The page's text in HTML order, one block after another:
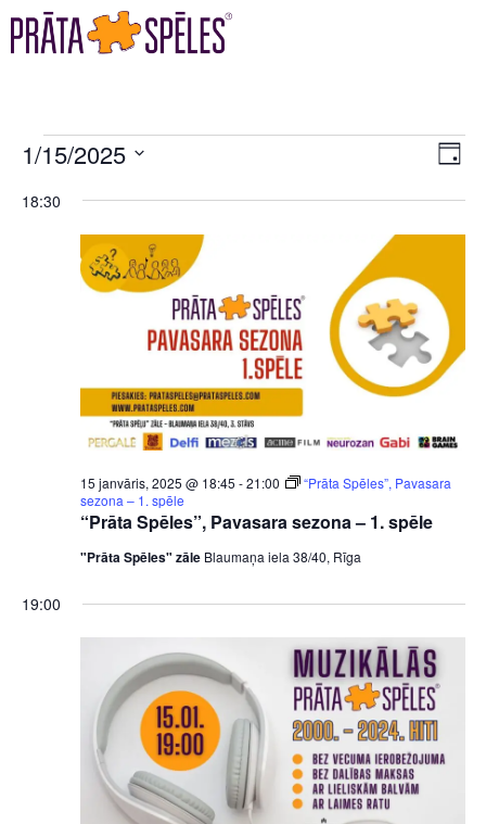
DAY
1/15/2025
date.
18:30
“Prāta Spēles”, Pavasara sezona – 1. spēle
15 janvāris, 2025 @ 18:45 -21:00
“Prāta Spēles”, Pavasara
sezona – 1. spēle
"Prāta Spēles" zāle Blaumaņa iela 38/40, Rīga
19:00